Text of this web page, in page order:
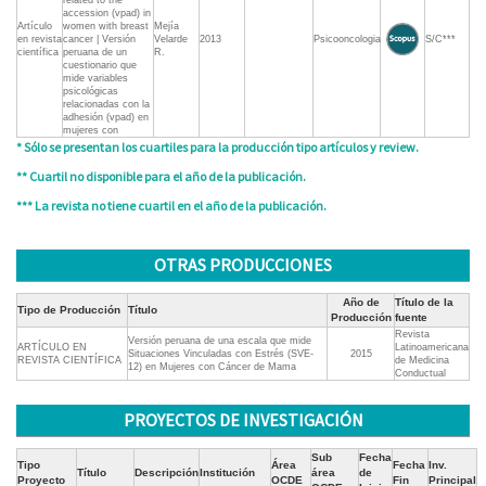
Artículo
en revista
científica
accession (vpad) in
women with breast
cancer | Versión
peruana de un
cuestionario que
mide variables
psicológicas
relacionadas con la
adhesión (vpad) en
mujeres con
Mejía
Velarde
R.
2013 Psicooncologia S/C***
* Sólo se presentan los cuartiles para la producción tipo artículos y review.
** Cuartil no disponible para el año de la publicación.
*** La revista no tiene cuartil en el año de la publicación.
OTRAS PRODUCCIONES
Tipo de Producción Título
Año de
Producción
Título de la
fuente
ARTÍCULO EN
REVISTA CIENTÍFICA
Versión peruana de una escala que mide
Situaciones Vinculadas con Estrés (SVE-
12) en Mujeres con Cáncer de Mama
2015
Revista
Latinoamericana
de Medicina
Conductual
PROYECTOS DE INVESTIGACIÓN
Tipo
Proyecto
Título DescripciónInstitución
Área
OCDE
Sub
área
Fecha
de
Fecha
Fin
Inv.
Principal